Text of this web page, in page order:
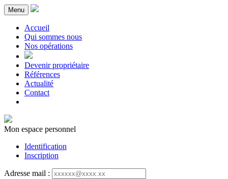
Menu
Accueil
Qui sommes nous
Nos opérations
Devenir propriétaire
Références
Actualité
Contact
Mon espace personnel
Identification
Inscription
Adresse mail :